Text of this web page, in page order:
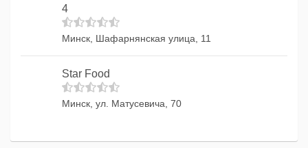
4
Минск, Шафарнянская улица, 11
Star Food
Минск, ул. Матусевича, 70